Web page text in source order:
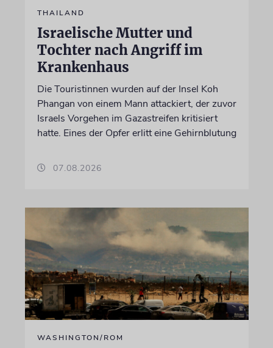
THAILAND
Israelische Mutter und
Tochter nach Angriff im
Krankenhaus
Die Touristinnen wurden auf der Insel Koh
Phangan von einem Mann attackiert, der zuvor
Israels Vorgehen im Gazastreifen kritisiert
hatte. Eines der Opfer erlitt eine Gehirnblutung
07.08.2026
WASHINGTON/ROM